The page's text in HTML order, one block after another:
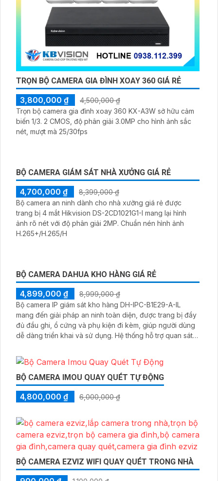
TRỌN BỘ CAMERA GIA ĐÌNH XOAY 360 GIÁ RẺ
3,800,000 ₫
4,500,000 ₫
Trọn bộ camera gia đình xoay 360 KX-A3W sở hữu cảm
biến 1/3. 2 CMOS, độ phân giải 3.0MP cho hình ảnh sắc
nét, mượt mà 25/30fps
BỘ CAMERA GIÁM SÁT NHÀ XƯỞNG GIÁ RẺ
4,700,000 ₫
8,399,000 ₫
Bộ camera an ninh dành cho nhà xưởng giá rẻ được
ảnh rõ nét với độ phân giải 2MP. Chuẩn nén hình ảnh
H.265+/H.265/H